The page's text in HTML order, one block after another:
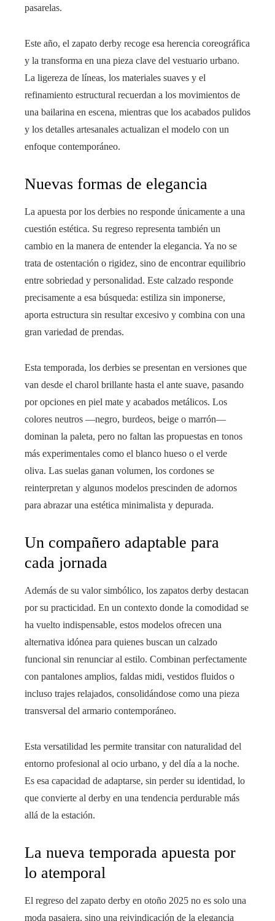
pasarelas.
Este año, el zapato derby recoge esa herencia coreográfica
y la transforma en una pieza clave del vestuario urbano.
La ligereza de líneas, los materiales suaves y el
refinamiento estructural recuerdan a los movimientos de
una bailarina en escena, mientras que los acabados pulidos
y los detalles artesanales actualizan el modelo con un
enfoque contemporáneo.
Nuevas formas de elegancia
La apuesta por los derbies no responde únicamente a una
cuestión estética. Su regreso representa también un
cambio en la manera de entender la elegancia. Ya no se
trata de ostentación o rigidez, sino de encontrar equilibrio
entre sobriedad y personalidad. Este calzado responde
precisamente a esa búsqueda: estiliza sin imponerse,
aporta estructura sin resultar excesivo y combina con una
gran variedad de prendas.
Esta temporada, los derbies se presentan en versiones que
van desde el charol brillante hasta el ante suave, pasando
por opciones en piel mate y acabados metálicos. Los
colores neutros —negro, burdeos, beige o marrón—
dominan la paleta, pero no faltan las propuestas en tonos
más experimentales como el blanco hueso o el verde
oliva. Las suelas ganan volumen, los cordones se
reinterpretan y algunos modelos prescinden de adornos
para abrazar una estética minimalista y depurada.
Un compañero adaptable para
cada jornada
Además de su valor simbólico, los zapatos derby destacan
por su practicidad. En un contexto donde la comodidad se
ha vuelto indispensable, estos modelos ofrecen una
alternativa idónea para quienes buscan un calzado
funcional sin renunciar al estilo. Combinan perfectamente
con pantalones amplios, faldas midi, vestidos fluidos o
incluso trajes relajados, consolidándose como una pieza
transversal del armario contemporáneo.
Esta versatilidad les permite transitar con naturalidad del
entorno profesional al ocio urbano, y del día a la noche.
Es esa capacidad de adaptarse, sin perder su identidad, lo
que convierte al derby en una tendencia perdurable más
allá de la estación.
La nueva temporada apuesta por
lo atemporal
El regreso del zapato derby en otoño 2025 no es solo una
moda pasajera, sino una reivindicación de la elegancia